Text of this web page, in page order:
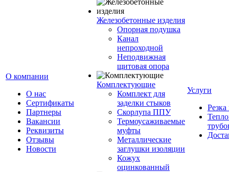
О компании
О нас
Сертификаты
Партнеры
Вакансии
Реквизиты
Отзывы
Новости
Железобетонные изделия
Опорная подушка
Канал
непроходной
Неподвижная
щитовая опора
Комплектующие
Комплект для
заделки стыков
Скорлупа ППУ
Термоусаживаемые
муфты
Металлические
заглушки изоляции
Кожух
оцинкованный
Услуги
Резка